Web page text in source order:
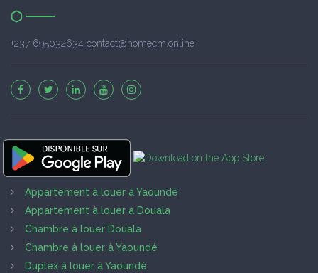
+237 695032634 contact@homecm.online
Appartement à louer à Yaoundé
Appartement à louer à Douala
Chambre à louer Douala
Chambre à louer à Yaoundé
Duplex à louer à Yaoundé